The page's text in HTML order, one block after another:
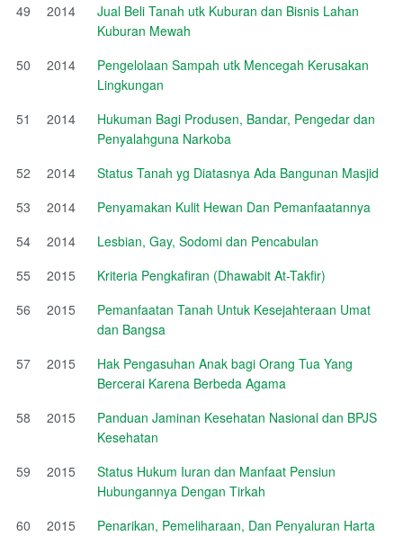
49
2014
Jual Beli Tanah utk Kuburan dan Bisnis Lahan
Kuburan Mewah
50
2014
Pengelolaan Sampah utk Mencegah Kerusakan
Lingkungan
51
2014
Hukuman Bagi Produsen, Bandar, Pengedar dan
Penyalahguna Narkoba
52
2014
Status Tanah yg Diatasnya Ada Bangunan Masjid
53
2014
Penyamakan Kulit Hewan Dan Pemanfaatannya
54
2014
Lesbian, Gay, Sodomi dan Pencabulan
55
2015
Kriteria Pengkafiran (Dhawabit At-Takfir)
56
2015
Pemanfaatan Tanah Untuk Kesejahteraan Umat
dan Bangsa
57
2015
Hak Pengasuhan Anak bagi Orang Tua Yang
Bercerai Karena Berbeda Agama
58
2015
Panduan Jaminan Kesehatan Nasional dan BPJS
Kesehatan
59
2015
Status Hukum Iuran dan Manfaat Pensiun
Hubungannya Dengan Tirkah
60
2015
Penarikan, Pemeliharaan, Dan Penyaluran Harta